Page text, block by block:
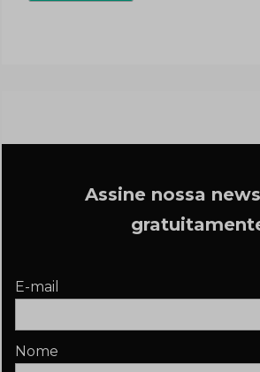
Assine nossa
E-mail
Nome